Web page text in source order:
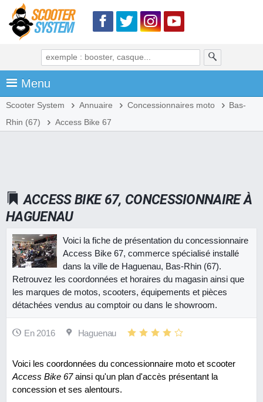
Menu
Scooter System Annuaire Concessionnaires moto
Bas-
Rhin (67)
Access Bike 67
ACCESS BIKE 67, CONCESSIONNAIRE À
HAGUENAU
Voici la fiche de présentation du concessionnaire
Access Bike 67, commerce spécialisé installé
dans la ville de Haguenau, Bas-Rhin (67).
Retrouvez les coordonnées et horaires du magasin ainsi que
les marques de motos, scooters, équipements et pièces
détachées vendus au comptoir ou dans le showroom.
En 2016 Haguenau
Voici les coordonnées du concessionnaire moto et scooter
Access Bike 67ainsi qu'un plan d'accès présentant la
concession et ses alentours.